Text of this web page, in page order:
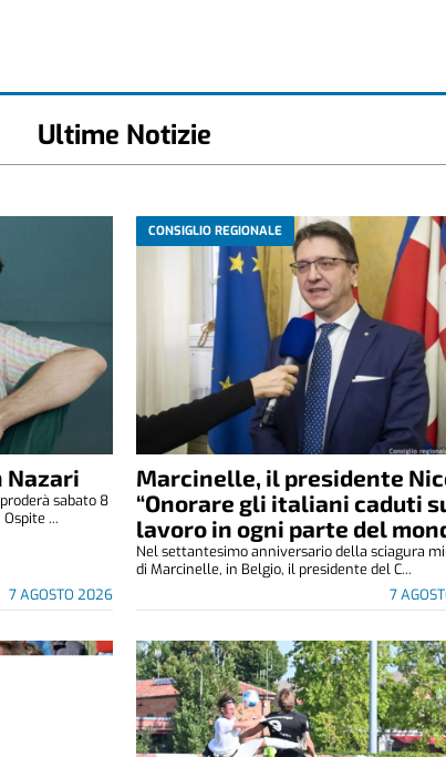
Ultime Notizie
Nazari
7 AGOSTO 2026
sabato 8
...
CONSIGLIO REGIONALE
Marcinelle, il presidente
“Onorare gli italiani caduti
lavoro in ogni parte del
7
Nel settantesimo anniversario della sciagura
di Marcinelle, in Belgio, il presidente del C...